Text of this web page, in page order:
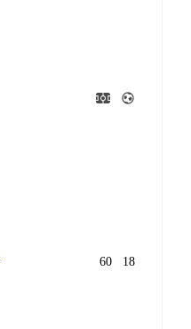
60 18